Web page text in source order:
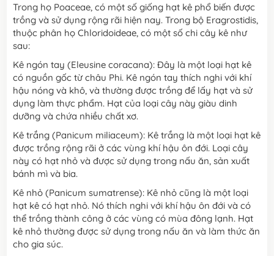
Trong họ Poaceae, có một số giống hạt kê phổ biến được
trồng và sử dụng rộng rãi hiện nay. Trong bộ Eragrostidis,
thuộc phân họ Chloridoideae, có một số chi cây kê như
sau:
Kê ngón tay (Eleusine coracana): Đây là một loại hạt kê
có nguồn gốc từ châu Phi. Kê ngón tay thích nghi với khí
hậu nóng và khô, và thường được trồng để lấy hạt và sử
dụng làm thực phẩm. Hạt của loại cây này giàu dinh
dưỡng và chứa nhiều chất xơ.
Kê trắng (Panicum miliaceum): Kê trắng là một loại hạt kê
được trồng rộng rãi ở các vùng khí hậu ôn đới. Loại cây
này có hạt nhỏ và được sử dụng trong nấu ăn, sản xuất
bánh mì và bia.
Kê nhỏ (Panicum sumatrense): Kê nhỏ cũng là một loại
hạt kê có hạt nhỏ. Nó thích nghi với khí hậu ôn đới và có
thể trồng thành công ở các vùng có mùa đông lạnh. Hạt
kê nhỏ thường được sử dụng trong nấu ăn và làm thức ăn
cho gia súc.